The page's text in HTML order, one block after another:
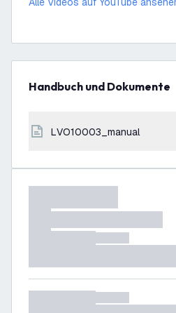
Handbuch und Dokumente
LVO10003_manual